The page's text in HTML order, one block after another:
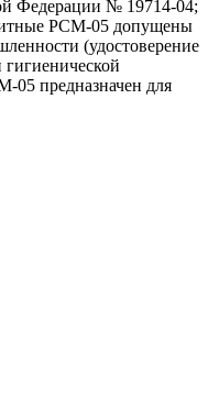
Федерации № 19714-04;
РСМ-05 допущены
(удостоверение
предназначен для